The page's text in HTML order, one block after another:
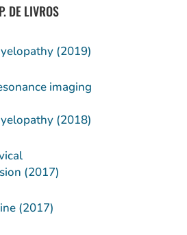
DE LIVROS
(2019)
imaging
(2018)
(2017)
(2017)